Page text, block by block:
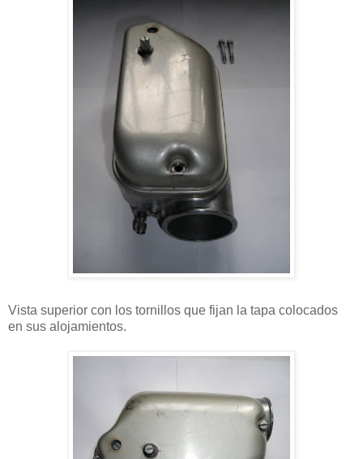
Vista superior con los tornillos que fijan la tapa colocados
en sus alojamientos.